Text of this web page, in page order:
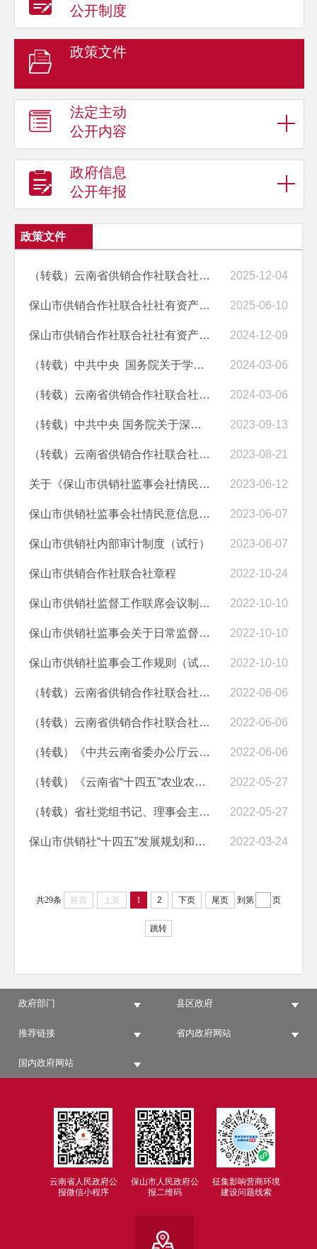
公开制度
政策文件
法定主动
公开内容
政府信息
公开年报
政策文件
（转载）云南省供销合作社联合社关于进一步加强和改进监事会监督工作的意见 2025-12-04
保山市供销合作社联合社社有资产管理委员会工作规则 2025-06-10
保山市供销合作社联合社社有资产监督管理实施办法 2024-12-09
（转载）​中共中央 国务院关于学习运用“千村示范、万村整治”工程经... 2024-03-06
（转载）云南省供销合作社联合社关于2024年度农村现代流通网络体系建设... 2024-03-06
（转载）中共中央 国务院关于深化供销合作社综合改革的决定 2023-09-13
（转载）云南省供销合作社联合社关于印发《2022年度省级农村现代流通网... 2023-08-21
关于《保山市供销社监事会社情民意信息联系点管理办法（试行）》的政策解读 2023-06-12
保山市供销社监事会社情民意信息联系点管理办法（试行） 2023-06-07
保山市供销社内部审计制度（试行） 2023-06-07
保山市供销合作社联合社章程 2022-10-24
保山市供销社监督工作联席会议制度（试行） 2022-10-10
保山市供销社监事会关于日常监督和审计发现问题线索移送管理规定（试行） 2022-10-10
保山市供销社监事会工作规则（试行） 2022-10-10
（转载）云南省供销合作社联合社关于进一步做好系统安全生产工作的通知 2022-06-06
（转载）云南省供销合作社联合社印发《关于全面提升县及县以下流通服务... 2022-06-06
（转载）《中共云南省委办公厅云南省人民政府办公厅印发〈关于调整完善... 2022-06-06
（转载）《云南省“十四五”农业农村现代化发展规划》政策解读 2022-05-27
（转载）省社党组书记、理事会主任和丽贵解读供销合作社历史 2022-05-27
保山市供销社“十四五”发展规划和二〇三五年远景目标 2022-03-24
共29条 首页 上页 1 2 下页 尾页 到第 页
跳转
政府部门 县区政府
推荐链接 省内政府网站
国内政府网站
云南省人民政府公
报微信小程序
保山市人民政府公
报二维码
征集影响营商环境
建设问题线索